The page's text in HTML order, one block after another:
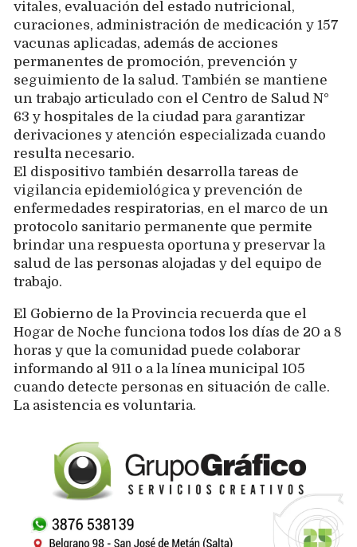
vitales, evaluación del estado nutricional,
curaciones, administración de medicación y 157
vacunas aplicadas, además de acciones
permanentes de promoción, prevención y
seguimiento de la salud. También se mantiene
un trabajo articulado con el Centro de Salud N°
63 y hospitales de la ciudad para garantizar
derivaciones y atención especializada cuando
resulta necesario.
El dispositivo también desarrolla tareas de
vigilancia epidemiológica y prevención de
enfermedades respiratorias, en el marco de un
protocolo sanitario permanente que permite
brindar una respuesta oportuna y preservar la
salud de las personas alojadas y del equipo de
trabajo.
El Gobierno de la Provincia recuerda que el
Hogar de Noche funciona todos los días de 20 a 8
horas y que la comunidad puede colaborar
informando al 911 o a la línea municipal 105
cuando detecte personas en situación de calle.
La asistencia es voluntaria.